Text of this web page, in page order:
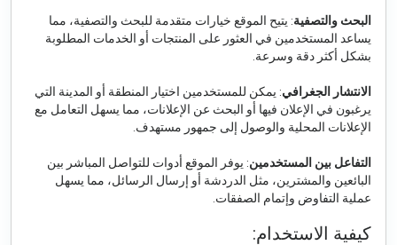
البحث والتصفية: يتيح الموقع خيارات متقدمة للبحث والتصفية، مما
يساعد المستخدمين في العثور على المنتجات أو الخدمات المطلوبة
بشكل أكثر دقة وسرعة.
الانتشار الجغرافي: يمكن للمستخدمين اختيار المنطقة أو المدينة التي
يرغبون في الإعلان فيها أو البحث عن الإعلانات، مما يسهل التعامل مع
الإعلانات المحلية والوصول إلى جمهور مستهدف.
التفاعل بين المستخدمين: يوفر الموقع أدوات للتواصل المباشر بين
البائعين والمشترين، مثل الدردشة أو إرسال الرسائل، مما يسهل
عملية التفاوض وإتمام الصفقات.
كيفية الاستخدام: